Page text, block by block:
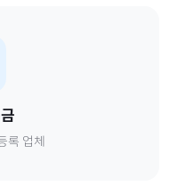
록 업체